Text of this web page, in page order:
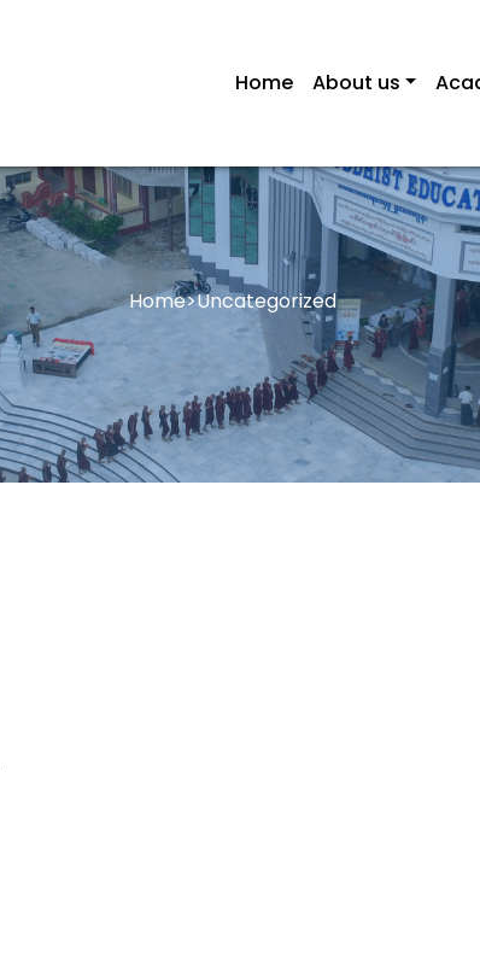
Home About us
Home>Uncategorized